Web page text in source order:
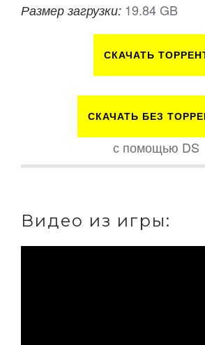
Размер загрузки: 19.84 GB
СКАЧАТЬ
СКАЧАТЬ БЕЗ
с помощью DS
Видео из игры: